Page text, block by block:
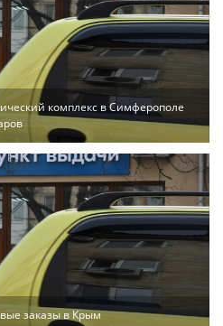
комплекс в Симферополе
заказы в Крым